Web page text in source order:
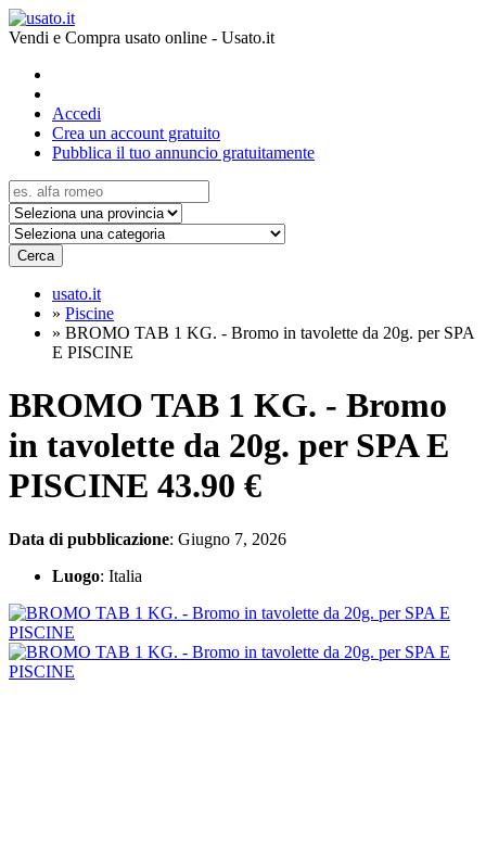
Vendi e Compra usato online - Usato.it
Accedi
Crea un account gratuito
Pubblica il tuo annuncio gratuitamente
Cerca
usato.it
» Piscine
» BROMO TAB 1 KG. - Bromo in tavolette da 20g. per SPA
E PISCINE
BROMO TAB 1 KG. - Bromo
in tavolette da 20g. per SPA E
PISCINE 43.90 €
Data di pubblicazione: Giugno 7, 2026
Luogo: Italia